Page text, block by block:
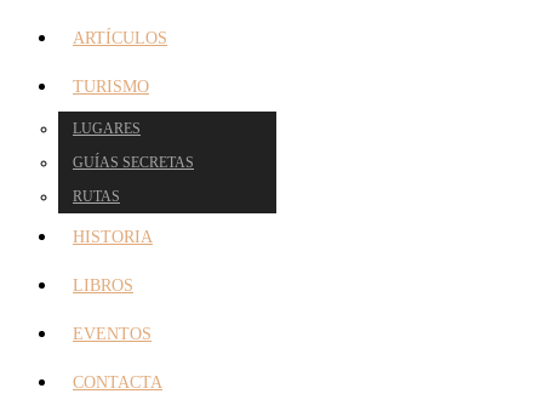
ARTÍCULOS
TURISMO
LUGARES
GUÍAS SECRETAS
RUTAS
HISTORIA
LIBROS
EVENTOS
CONTACTA